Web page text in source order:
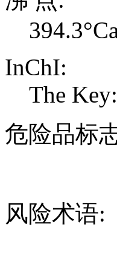
InChI:
The
危险品标
风险术语: